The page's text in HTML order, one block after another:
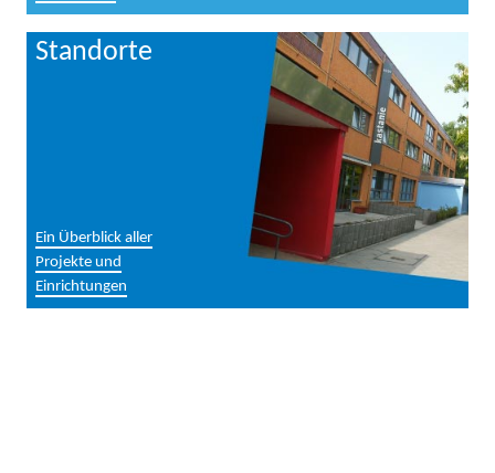
Standorte
Ein Überblick aller
Projekte und
Einrichtungen